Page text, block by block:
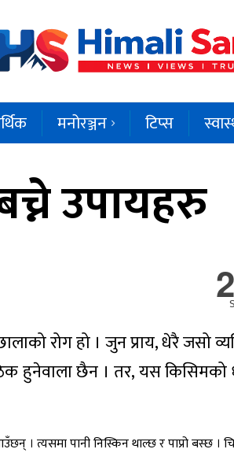
मनोरञ्जन टिप्स
उपायहरु
रोग हो । जुन प्राय, धेरै जसो
हुनेवाला छैन । तर, यस किसिमको
। त्यसमा पानी निस्किन थाल्छ र पाप्रो बस्छ